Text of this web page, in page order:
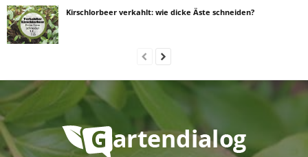
Kirschlorbeer verkahlt: wie dicke Äste schneiden?